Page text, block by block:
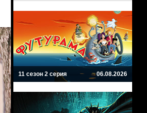
11 сезон 2 серия 06.08.2026